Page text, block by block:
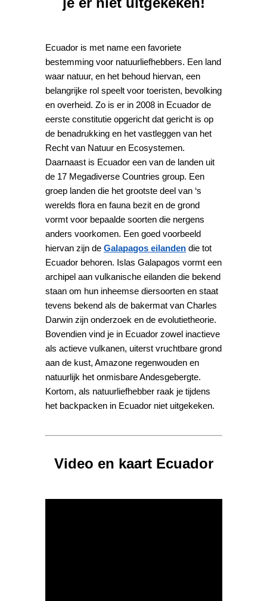
Ecuador is met name een favoriete
bestemming voor natuurliefhebbers. Een land
waar natuur, en het behoud hiervan, een
belangrijke rol speelt voor toeristen, bevolking
en overheid. Zo is er in 2008 in Ecuador de
eerste constitutie opgericht dat gericht is op
de benadrukking en het vastleggen van het
Recht van Natuur en Ecosystemen.
Daarnaast is Ecuador een van de landen uit
de 17 Megadiverse Countries group. Een
groep landen die het grootste deel van ‘s
werelds flora en fauna bezit en de grond
vormt voor bepaalde soorten die nergens
anders voorkomen. Een goed voorbeeld
hiervan zijn deGalapagos eilanden die tot
Ecuador behoren. Islas Galapagos vormt een
archipel aan vulkanische eilanden die bekend
staan om hun inheemse diersoorten en staat
tevens bekend als de bakermat van Charles
Darwin zijn onderzoek en de evolutietheorie.
Bovendien vind je in Ecuador zowel inactieve
als actieve vulkanen, uiterst vruchtbare grond
aan de kust, Amazone regenwouden en
natuurlijk het onmisbare Andesgebergte.
Kortom, als natuurliefhebber raak je tijdens
het backpacken in Ecuador niet uitgekeken.
Video en kaart Ecuador